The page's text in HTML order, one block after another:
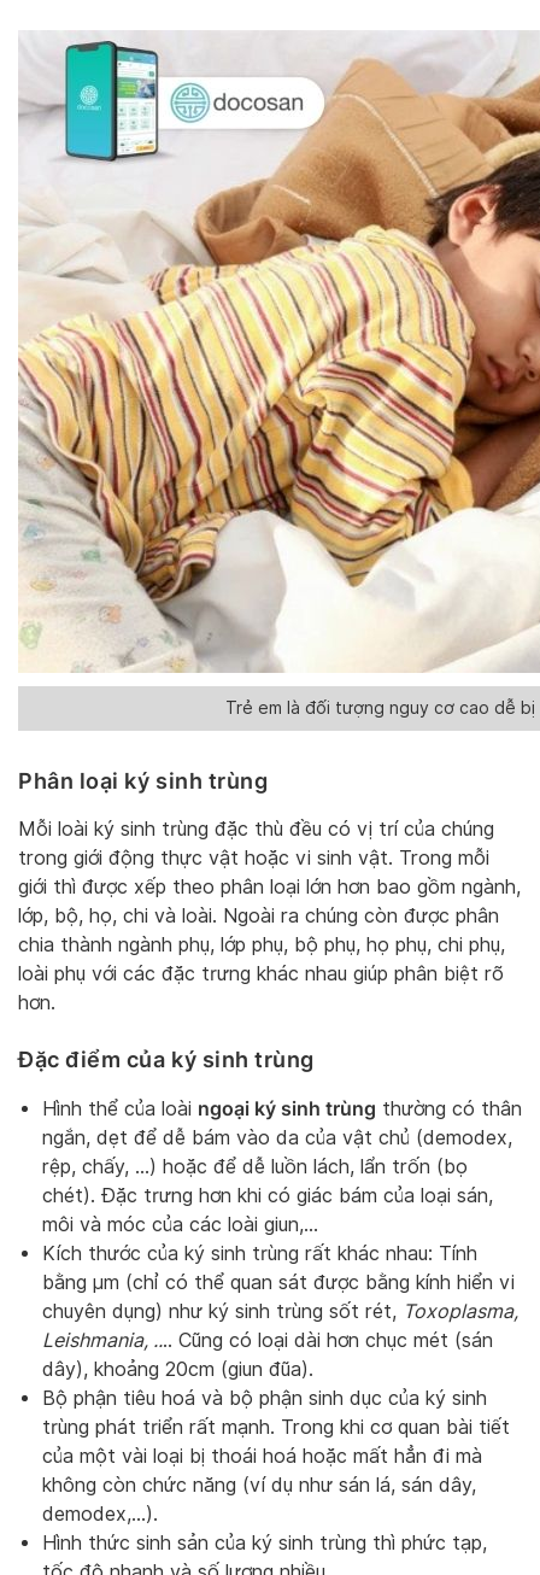
Trẻ em là đối tượng nguy cơ cao dễ
Phân loại ký sinh trùng
Mỗi loài ký sinh trùng đặc thù đều có vị trí của chúng
trong giới động thực vật hoặc vi sinh vật. Trong mỗi
giới thì được xếp theo phân loại lớn hơn bao gồm ngành,
lớp, bộ, họ, chi và loài. Ngoài ra chúng còn được phân
chia thành ngành phụ, lớp phụ, bộ phụ, họ phụ, chi phụ,
loài phụ với các đặc trưng khác nhau giúp phân biệt rõ
hơn.
Đặc điểm của ký sinh trùng
Hình thể của loài ngoại ký sinh trùng thường có thân
ngắn, dẹt để dễ bám vào da của vật chủ (demodex,
rệp, chấy, …) hoặc để dễ luồn lách, lẩn trốn (bọ
chét). Đặc trưng hơn khi có giác bám của loại sán,
môi và móc của các loài giun,…
Kích thước của ký sinh trùng rất khác nhau: Tính
bằng µm (chỉ có thể quan sát được bằng kính hiển vi
chuyên dụng) như ký sinh trùng sốt rét, Toxoplasma,
Leishmania, .... Cũng có loại dài hơn chục mét (sán
dây), khoảng 20cm (giun đũa).
Bộ phận tiêu hoá và bộ phận sinh dục của ký sinh
trùng phát triển rất mạnh. Trong khi cơ quan bài tiết
của một vài loại bị thoái hoá hoặc mất hẳn đi mà
không còn chức năng (ví dụ như sán lá, sán dây,
demodex,…).
Hình thức sinh sản của ký sinh trùng thì phức tạp,